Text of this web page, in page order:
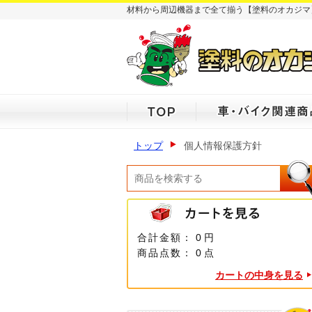
材料から周辺機器まで全て揃う【塗料のオカジ
トップ 個人情報保護方針
合計金額：
0 円
商品点数：
0 点
カートの中身を見る